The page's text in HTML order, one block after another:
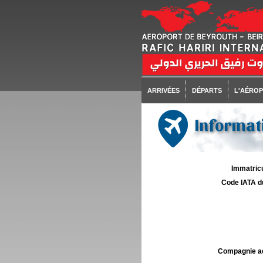
ARRIVÉES DÉPARTS
Code IATA
Compagnie